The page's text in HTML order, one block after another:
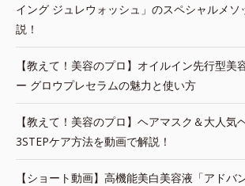
イング ジュレウォッシュ」のスペシャルメソ
説！
【教えて！美容のプロ】オイルイン先行型美
ー グロウプレセラムの魅力と使い方
【教えて！美容のプロ】ヘアマスク＆大人気
3STEPケア方法を動画で解説！
【ショート動画】高機能美白美容液「アドバ